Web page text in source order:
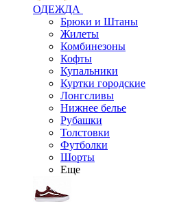
ОДЕЖДА
Брюки и Штаны
Жилеты
Комбинезоны
Кофты
Купальники
Куртки городские
Лонгсливы
Нижнее белье
Рубашки
Толстовки
Футболки
Шорты
Еще